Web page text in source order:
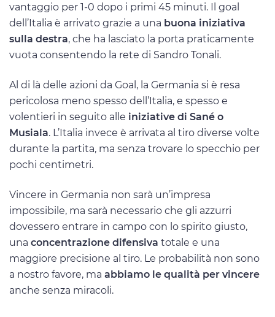
vantaggio per 1-0 dopo i primi 45 minuti. Il goal
dell’Italia è arrivato grazie a una buona iniziativa
sulla destra, che ha lasciato la porta praticamente
vuota consentendo la rete di Sandro Tonali.
Al di là delle azioni da Goal, la Germania si è resa
pericolosa meno spesso dell’Italia, e spesso e
volentieri in seguito alle iniziative di Sané o
Musiala. L’Italia invece è arrivata al tiro diverse volte
durante la partita, ma senza trovare lo specchio per
pochi centimetri.
Vincere in Germania non sarà un’impresa
impossibile, ma sarà necessario che gli azzurri
dovessero entrare in campo con lo spirito giusto,
una concentrazione difensiva totale e una
maggiore precisione al tiro. Le probabilità non sono
a nostro favore, ma abbiamo le qualità per vincere
anche senza miracoli.